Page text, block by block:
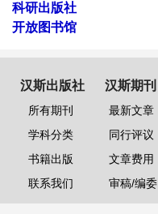
科研出版社
开放图书馆
汉斯出版社
所有期刊
学科分类
书籍出版
联系我们
汉斯期刊
最新文章
同行评议
文章费用
审稿/编委